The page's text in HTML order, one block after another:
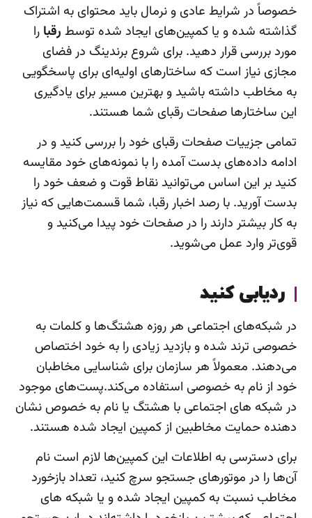
خصوصاً در شرایط عادی و نرمال باید محتوای به اشتراک
گذاشته شده و یا کمپین‌های ایجاد شده توسط رقبا را
مورد بررسی قرار دهید. برای شروع برندینگ در فضای
مجازی نیاز است که ساختار‌های اولیه‌ای برای پاسخگویی
به مخاطب داشته باشید و بهترین مسیر برای یادگیری
این ساختار‌ها صفحات رقبای شما هستند.
تمامی جزییات صفحات رقبای خود را بررسی کنید و در
ادامه داده‌های بدست آمده را با نمونه‌های خود مقایسه
کنید بر این اساس می‌توانید نقاط قوت و ضعف خود را
بدست آورید. با رصد اخبار رقبا، شما قسمت‌هایی که نیاز
به کار بیشتر دارند را در صفحات خود پیدا می‌کنید و
قوی‌تر وارد عمل می‌شوید.
ردیابی کنید
در شبکه‌های اجتماعی هر روزه هشتگ‌ها و کلمات به
خصوصی ترند شده و بازدید زیادی را به خود اختصاص
می‌دهند. معمولاً هر سازمان برای شناسایی مخاطبان
خود از نام به خصوصی استفاده می‌کند.پست‌های موجود
در شبکه های اجتماعی با هشتگ یا نام به خصوص نشان
دهنده حمایت مخاطبین از کمپین ایجاد شده هستند.
برای دسترسی به اطلاعات این کمپین‌ها لازم است نام
آن‌ها را در موتور‌های جستجو سرچ کنید، تعداد بازخورد
مخاطب نسبت به کمپین ایجاد شده و یا شبکه های